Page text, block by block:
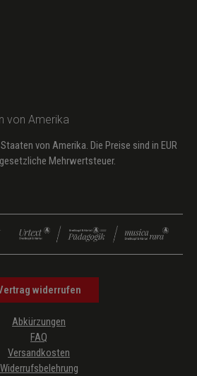
von Amerika
von Amerika. Die Preise sind in EUR
Mehrwertsteuer.
widerrufen
Abkürzungen
FAQ
Versandkosten
Widerrufsbelehrung